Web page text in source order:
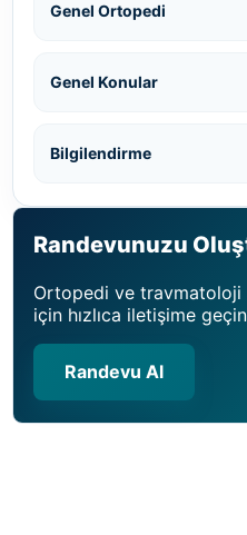
Genel Ortopedi
Genel Konular
Bilgilendirme
Randevunuzu
Ortopedi ve travmatoloji
için hızlıca iletişime
Randevu Al